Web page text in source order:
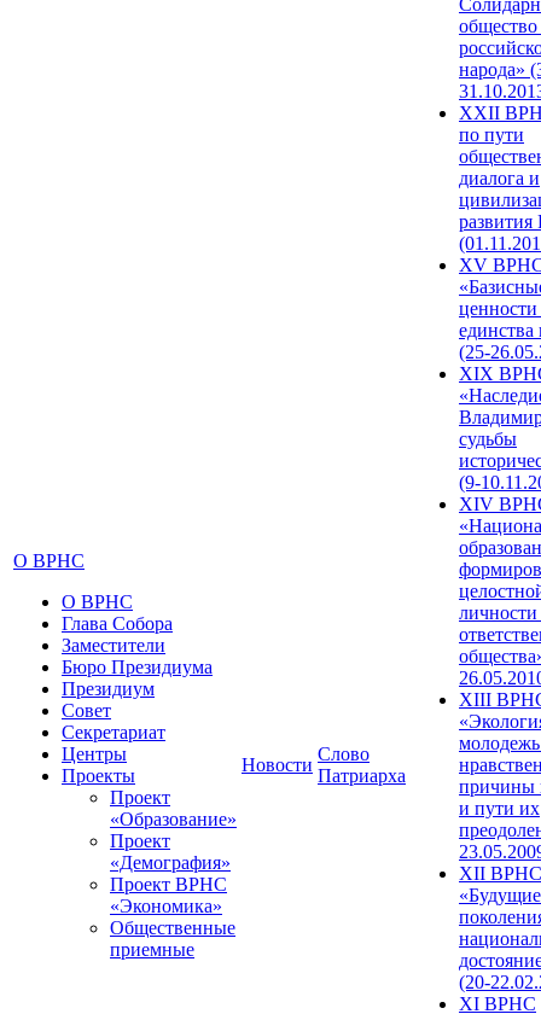
О ВРНС
О ВРНС
Глава Собора
Заместители
Бюро Президиума
Президиум
Совет
Секретариат
Центры
Проекты
Проект
«Образование»
Проект
«Демография»
Проект ВРНС
«Экономика»
Общественные
приемные
Новости
Слово
Патриарха
народа»
XXII
по пути
диалога и
развития
XV
единства
(25-
XIX
судьбы
(9-
XIV
XIII
причины
и пути их
XII ВРНС
«Будущие
(20-
XI ВРНС